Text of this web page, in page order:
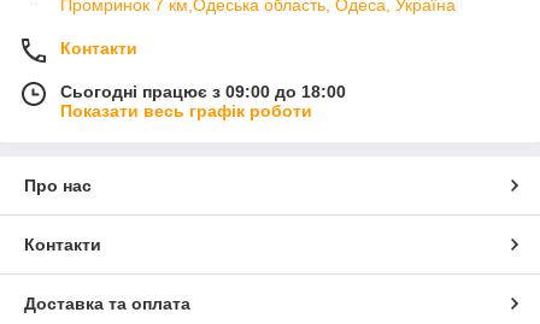
Промринок 7 км,Одеська область, Одеса, Україна
Контакти
Сьогодні працює з 09:00 до 18:00
Показати весь графік роботи
Про нас
Контакти
Доставка та оплата